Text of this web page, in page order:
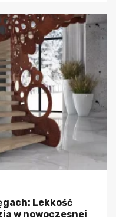
Lekkość
w nowoczesnej